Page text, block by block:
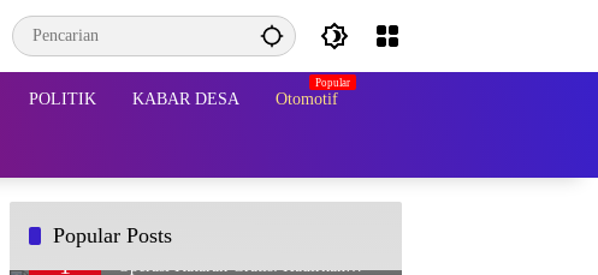
POLITIK KABAR DESA Otomotif
Popular Posts
1
Bupati Ruksamin Buka Bakti Sosial
Operasi Katarak Gratis: Hadirkan